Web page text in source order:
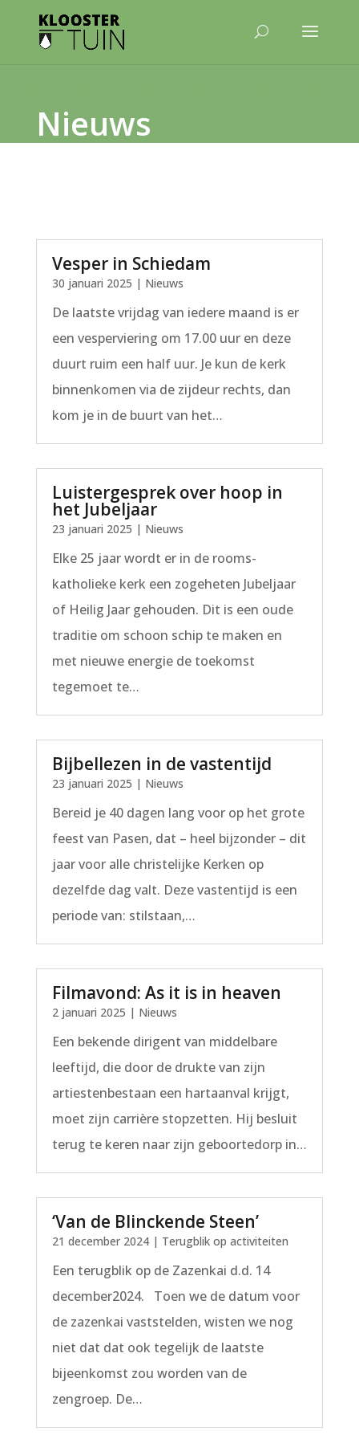
Nieuws
Vesper in Schiedam
30 januari 2025 | Nieuws
De laatste vrijdag van iedere maand is er
een vesperviering om 17.00 uur en deze
duurt ruim een half uur. Je kun de kerk
binnenkomen via de zijdeur rechts, dan
kom je in de buurt van het…
Luistergesprek over hoop in
het Jubeljaar
23 januari 2025 | Nieuws
Elke 25 jaar wordt er in de rooms-
katholieke kerk een zogeheten Jubeljaar
of Heilig Jaar gehouden. Dit is een oude
traditie om schoon schip te maken en
met nieuwe energie de toekomst
tegemoet te…
Bijbellezen in de vastentijd
23 januari 2025 | Nieuws
Bereid je 40 dagen lang voor op het grote
feest van Pasen, dat – heel bijzonder – dit
jaar voor alle christelijke Kerken op
dezelfde dag valt. Deze vastentijd is een
periode van: stilstaan,…
Filmavond: As it is in heaven
2 januari 2025 | Nieuws
Een bekende dirigent van middelbare
leeftijd, die door de drukte van zijn
artiestenbestaan een hartaanval krijgt,
moet zijn carrière stopzetten. Hij besluit
terug te keren naar zijn geboortedorp in…
‘Van de Blinckende Steen’
21 december 2024 | Terugblik op activiteiten
Een terugblik op de Zazenkai d.d. 14
december2024. Toen we de datum voor
de zazenkai vaststelden, wisten we nog
niet dat dat ook tegelijk de laatste
bijeenkomst zou worden van de
zengroep. De…